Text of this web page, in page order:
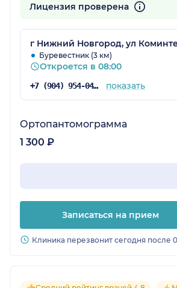
Лицензия проверена
г Нижний Новгород, ул
Буревестник (3 км)
Откроется в 08:00
+7 (904) 954-04-28 показать
Ортопантомограмма
1 300 ₽
Записаться на прием
Клиника перезвонит сегодня после